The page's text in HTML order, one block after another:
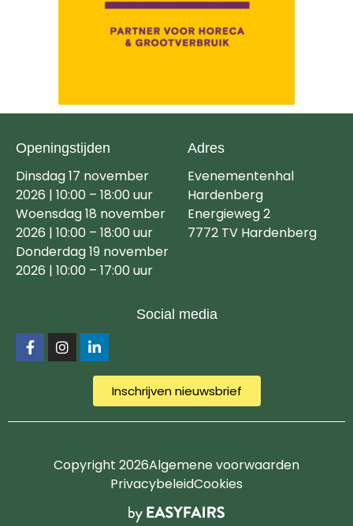
Openingstijden
Dinsdag 17 november
2026 | 10:00 – 18:00 uur
Woensdag 18 november
2026 | 10:00 – 18:00 uur
Donderdag 19 november
2026 | 10:00 – 17:00 uur
Adres
Evenementenhal
Hardenberg
Energieweg 2
7772 TV Hardenberg
Social media
Inschrijven nieuwsbrief
Copyright 2026Algemene voorwaarden
PrivacybeleidCookies